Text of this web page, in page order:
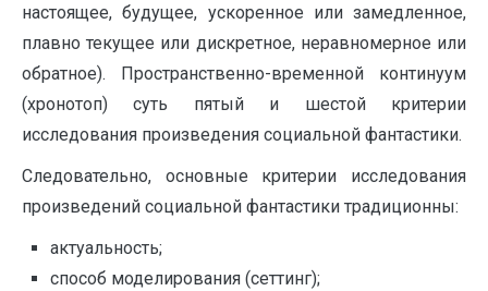
настоящее, будущее, ускоренное или замедленное,
плавно текущее или дискретное, неравномерное или
обратное). Пространственно-временной континуум
(хронотоп) суть пятый и шестой критерии
исследования произведения социальной фантастики.
Следовательно, основные критерии исследования
произведений социальной фантастики традиционны:
актуальность;
способ моделирования (сеттинг);